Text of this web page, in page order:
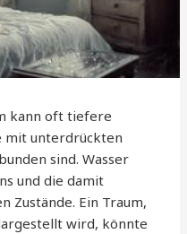
kann oft tiefere
mit unterdrückten
sind. Wasser
und die damit
Zustände. Ein Traum,
wird, könnte